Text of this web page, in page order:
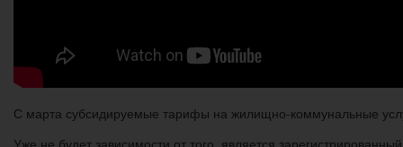
С марта субсидируемые тарифы на жилищно-коммунальные